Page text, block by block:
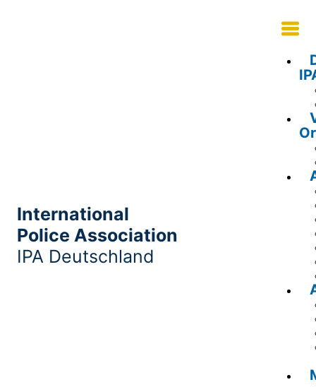
International
Police Association
IPA Deutschland